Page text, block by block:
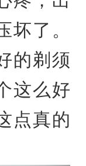
坏了。
的剃须
这么好
点真的